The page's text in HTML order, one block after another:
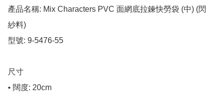
產品名稱: Mix Characters PVC 面網底拉鍊快勞袋 (中) (閃
紗料)
型號: 9-5476-55
尺寸
• 闊度: 20cm